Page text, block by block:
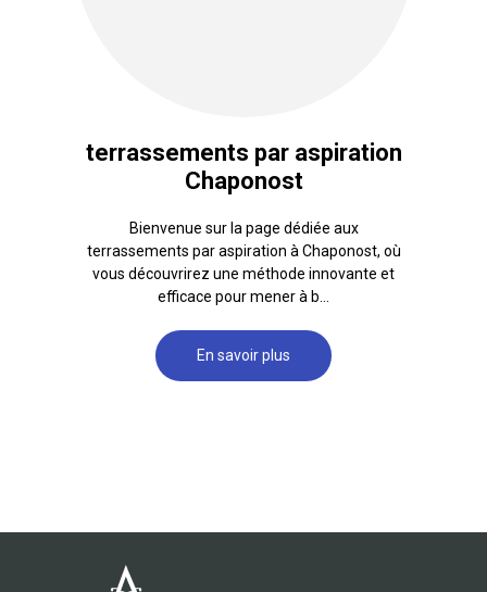
terrassements par aspiration
Chaponost
Bienvenue sur la page dédiée aux
terrassements par aspiration à Chaponost, où
vous découvrirez une méthode innovante et
efficace pour mener à b...
En savoir plus